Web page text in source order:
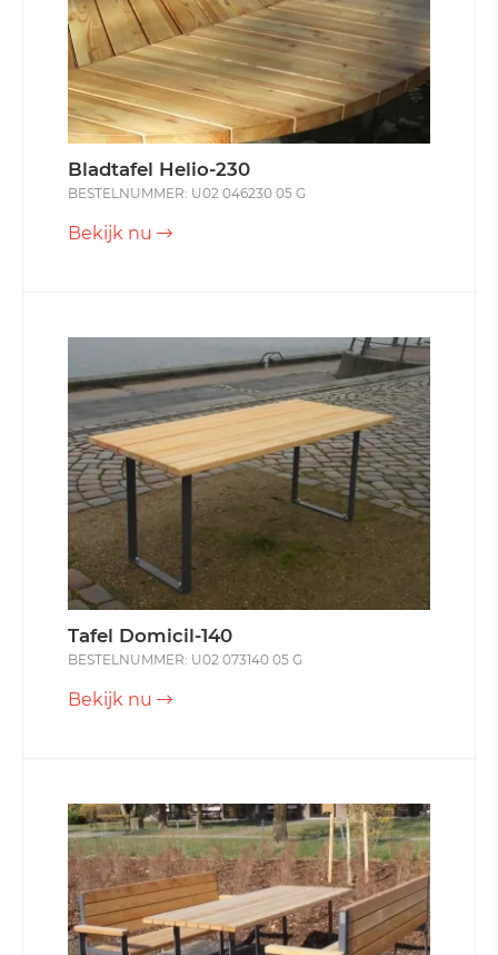
Bladtafel Helio-230
BESTELNUMMER: U02 046230 05 G
Bekijk nu
Tafel Domicil-140
BESTELNUMMER: U02 073140 05 G
Bekijk nu